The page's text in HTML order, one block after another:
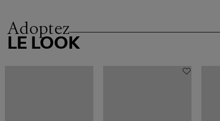
Adoptez
LE LOOK